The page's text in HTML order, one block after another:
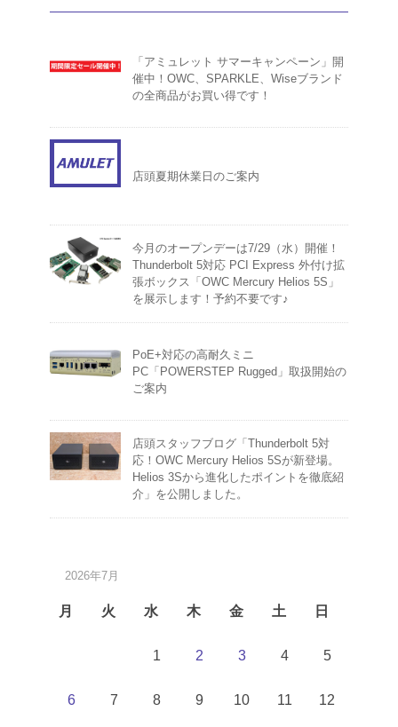
「アミュレット サマーキャンペーン」開
催中！OWC、SPARKLE、Wiseブランド
の全商品がお買い得です！
店頭夏期休業日のご案内
今月のオープンデーは7/29（水）開催！
Thunderbolt 5対応 PCI Express 外付け拡
張ボックス「OWC Mercury Helios 5S」
を展示します！予約不要です♪
PoE+対応の高耐久ミニ
PC「POWERSTEP Rugged」取扱開始の
ご案内
店頭スタッフブログ「Thunderbolt 5対
応！OWC Mercury Helios 5Sが新登場。
Helios 3Sから進化したポイントを徹底紹
介」を公開しました。
2026年7月
月 火 水 木 金 土 日
1 2 3 4 5
6 7 8 9 10 11 12